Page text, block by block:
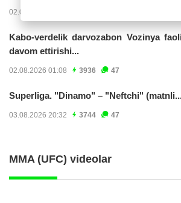
02.08.2026 03:08
Kabo-verdelik darvozabon Vozinya
davom ettirishi...
02.08.2026 01:08 3936 47
Superliga. "Dinamo" – "Neftchi"
03.08.2026 20:32 3744 47
MMA (UFC) videolar